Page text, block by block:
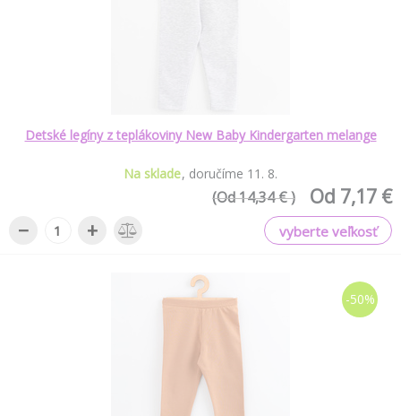
Detské legíny z teplákoviny New Baby Kindergarten melange
Na sklade doručíme 11 . 8.
Od 7,17 €
(Od 14,34 € )
− + vyberte veľkosť
-50%